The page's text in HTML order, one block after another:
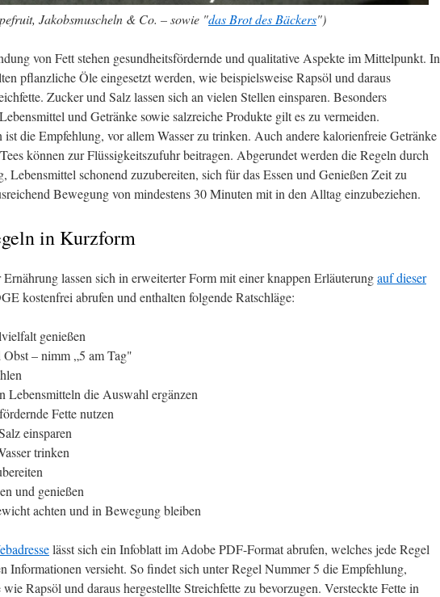
Jakobsmuscheln & Co. – sowie "das Brot des Bäckers")
von Fett stehen gesundheitsfördernde und qualitative Aspekte im Mittelpunkt. In
pflanzliche Öle eingesetzt werden, wie beispielsweise Rapsöl und daraus
Zucker und Salz lassen sich an vielen Stellen einsparen. Besonders
und Getränke sowie salzreiche Produkte gilt es zu vermeiden.
ist die Empfehlung, vor allem Wasser zu trinken. Auch andere kalorienfreie Getränke
können zur Flüssigkeitszufuhr beitragen. Abgerundet werden die Regeln durch
Lebensmittel schonend zuzubereiten, sich für das Essen und Genießen Zeit zu
Bewegung von mindestens 30 Minuten mit in den Alltag einzubeziehen.
in Kurzform
lassen sich in erweiterter Form mit einer knappen Erläuterungauf dieser
kostenfrei abrufen und enthalten folgende Ratschläge:
genießen
Obst – nimm „5 am Tag"
Lebensmitteln die Auswahl ergänzen
Fette nutzen
einsparen
trinken
und genießen
achten und in Bewegung bleiben
lässt sich ein Infoblatt im Adobe PDF-Format abrufen, welches jede Regel
Informationen versieht. So findet sich unter Regel Nummer 5 die Empfehlung,
Rapsöl und daraus hergestellte Streichfette zu bevorzugen. Versteckte Fette in